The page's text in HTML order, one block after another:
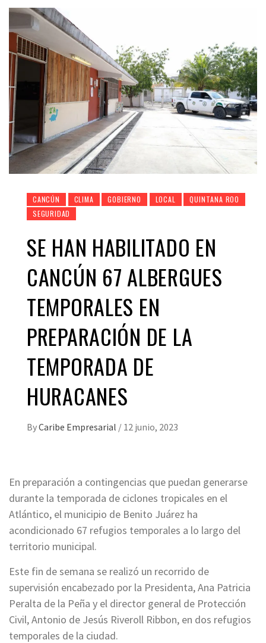
CANCÚN CLIMA GOBIERNO LOCAL
QUINTANA ROO
SEGURIDAD
SE HAN HABILITADO EN
CANCÚN 67 ALBERGUES
TEMPORALES EN
PREPARACIÓN DE LA
TEMPORADA DE
HURACANES
ByCaribe Empresarial / 12 junio, 2023
En preparación a contingencias que puedan generarse
durante la temporada de ciclones tropicales en el
Atlántico, el municipio de Benito Juárez ha
acondicionado 67 refugios temporales a lo largo del
territorio municipal.
Este fin de semana se realizó un recorrido de
supervisión encabezado por la Presidenta, Ana Patricia
Peralta de la Peña y el director general de Protección
Civil, Antonio de Jesús Riveroll Ribbon, en dos refugios
temporales de la ciudad.